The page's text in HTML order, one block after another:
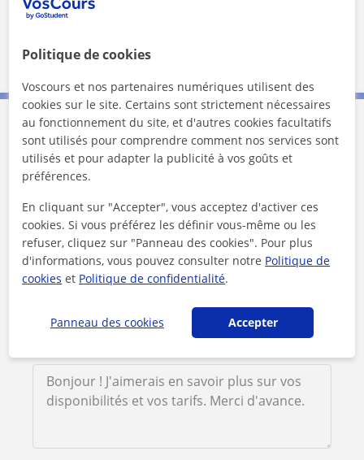
Contactez Hugo
Politique de cookies
Voscours et nos partenaires numériques utilisent des
cookies sur le site. Certains sont strictement nécessaires
au fonctionnement du site, et d'autres cookies facultatifs
sont utilisés pour comprendre comment nos services sont
utilisés et pour adapter la publicité à vos goûts et
préférences.
En cliquant sur "Accepter", vous acceptez d'activer ces
cookies. Si vous préférez les définir vous-même ou les
refuser, cliquez sur "Panneau des cookies". Pour plus
d'informations, vous pouvez consulter notre Politique de
cookies et Politique de confidentialité.
Panneau des cookies Accepter